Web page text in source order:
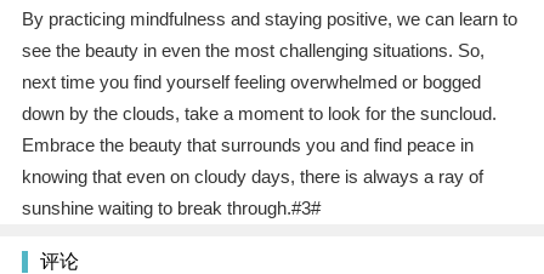
By practicing mindfulness and staying positive, we can learn to
see the beauty in even the most challenging situations. So,
next time you find yourself feeling overwhelmed or bogged
down by the clouds, take a moment to look for the suncloud.
Embrace the beauty that surrounds you and find peace in
knowing that even on cloudy days, there is always a ray of
sunshine waiting to break through.#3#
评论